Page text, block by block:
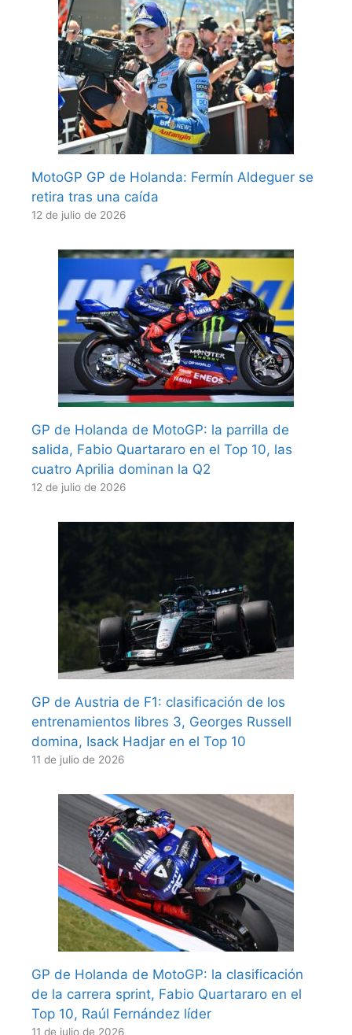
MotoGP GP de Holanda: Fermín Aldeguer se
retira tras una caída
12 de julio de 2026
GP de Holanda de MotoGP: la parrilla de
salida, Fabio Quartararo en el Top 10, las
cuatro Aprilia dominan la Q2
12 de julio de 2026
GP de Austria de F1: clasificación de los
entrenamientos libres 3, Georges Russell
domina, Isack Hadjar en el Top 10
11 de julio de 2026
GP de Holanda de MotoGP: la clasificación
de la carrera sprint, Fabio Quartararo en el
Top 10, Raúl Fernández líder
11 de julio de 2026